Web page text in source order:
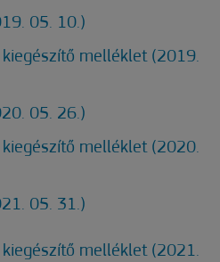
05. 10.)
melléklet (2019.
05. 26.)
melléklet (2020.
05. 31.)
melléklet (2021.